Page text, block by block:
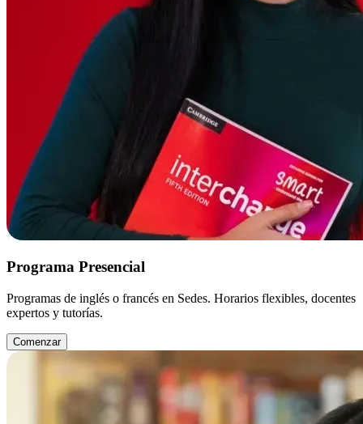
Programa Presencial
Programas de inglés o francés en Sedes. Horarios flexibles, docentes
expertos y tutorías.
Comenzar